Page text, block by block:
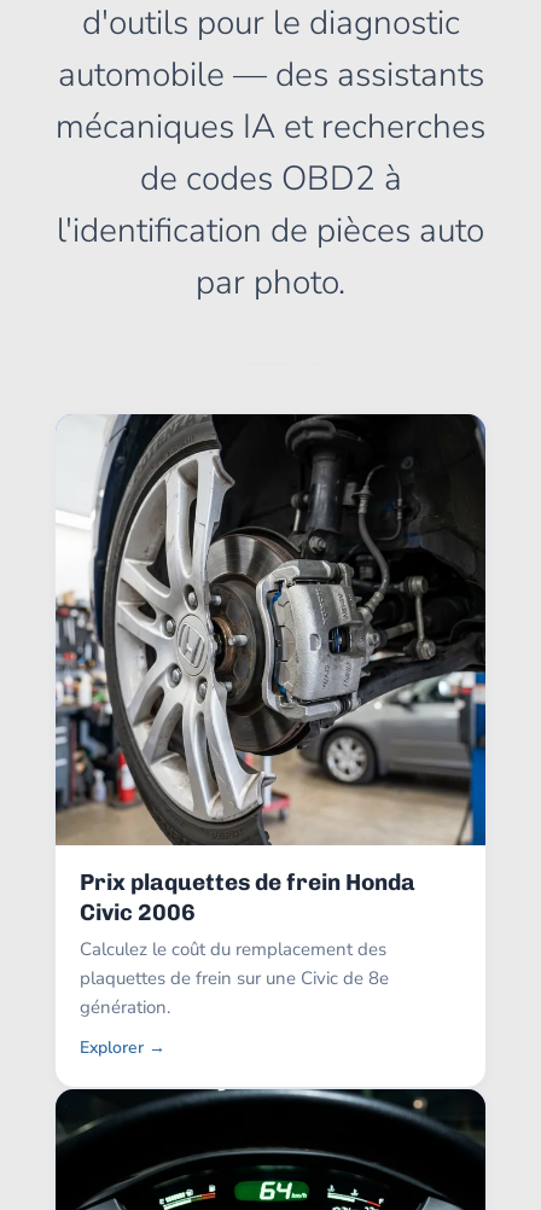
d'outils pour le diagnostic
automobile — des assistants
mécaniques IA et recherches
de codes OBD2 à
l'identification de pièces auto
par photo.
Prix plaquettes de frein Honda
Civic 2006
Calculez le coût du remplacement des
plaquettes de frein sur une Civic de 8e
génération.
Explorer →